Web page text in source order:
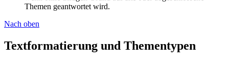
Themen geantwortet wird.
Nach oben
Textformatierung und Thementypen